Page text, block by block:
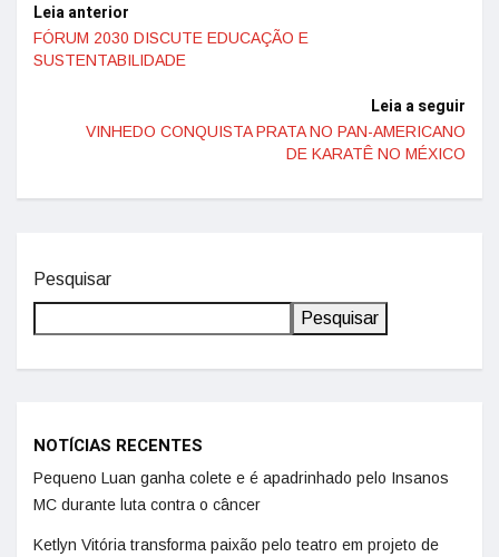
Leia anterior
FÓRUM 2030 DISCUTE EDUCAÇÃO E
SUSTENTABILIDADE
Leia a seguir
VINHEDO CONQUISTA PRATA NO PAN-AMERICANO
DE KARATÊ NO MÉXICO
Pesquisar
Pesquisar
NOTÍCIAS RECENTES
Pequeno Luan ganha colete e é apadrinhado pelo Insanos
MC durante luta contra o câncer
Ketlyn Vitória transforma paixão pelo teatro em projeto de